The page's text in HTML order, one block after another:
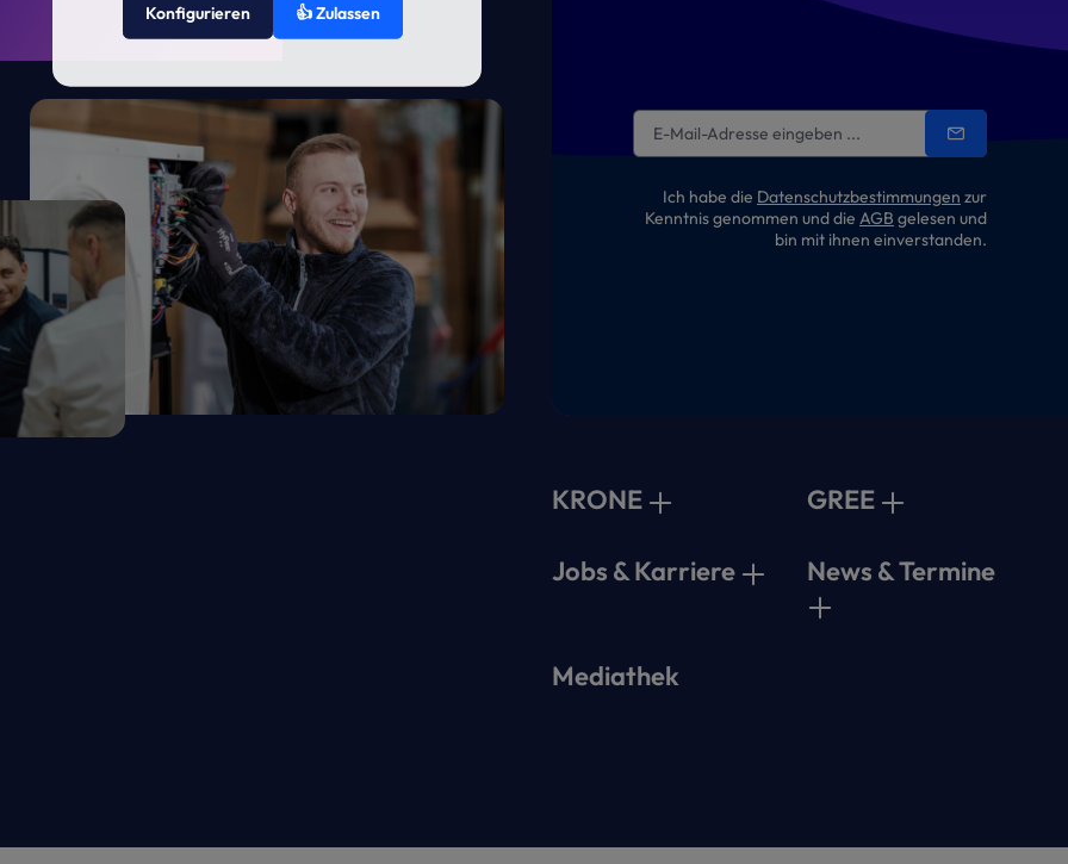
Ich habe die Datenschutzbestimmungen zur
Kenntnis genommen und die AGB gelesen und
bin mit ihnen einverstanden.
KRONE GREE
Jobs & Karriere News & Termine
Mediathek
Konfigurieren 👍 Zulassen